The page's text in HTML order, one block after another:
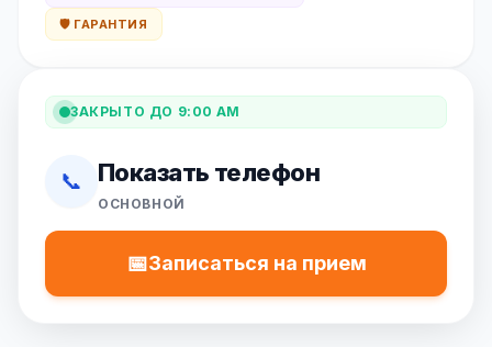
🛡️ ГАРАНТИЯ
ЗАКРЫТО ДО 9:00 AM
📞 Показать телефон
ОСНОВНОЙ
📅Записаться на прием